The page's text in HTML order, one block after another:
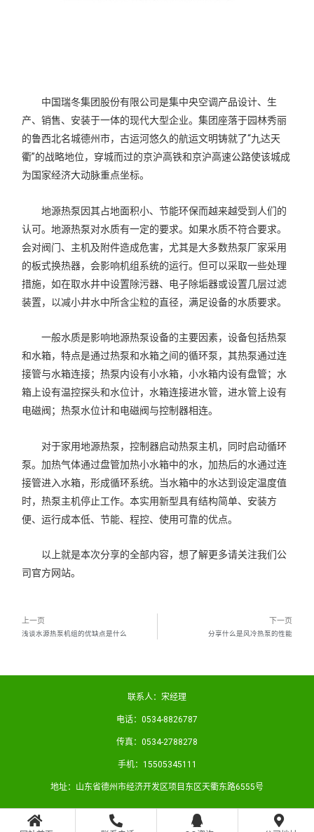
中国瑞冬集团股份有限公司是集中央空调产品设计、生
产、销售、安装于一体的现代大型企业。集团座落于园林秀丽
的鲁西北名城德州市，古运河悠久的航运文明铸就了“九达天
衢”的战略地位，穿城而过的京沪高铁和京沪高速公路使该城成
为国家经济大动脉重点坐标。
地源热泵因其占地面积小、节能环保而越来越受到人们的
认可。地源热泵对水质有一定的要求。如果水质不符合要求。
会对阀门、主机及附件造成危害，尤其是大多数热泵厂家采用
的板式换热器，会影响机组系统的运行。但可以采取一些处理
措施，如在取水井中设置除污器、电子除垢器或设置几层过滤
装置，以减小井水中所含尘粒的直径，满足设备的水质要求。
一般水质是影响地源热泵设备的主要因素，设备包括热泵
和水箱，特点是通过热泵和水箱之间的循环泵，其热泵通过连
接管与水箱连接；热泵内设有小水箱，小水箱内设有盘管；水
箱上设有温控探头和水位计，水箱连接进水管，进水管上设有
电磁阀；热泵水位计和电磁阀与控制器相连。
对于家用地源热泵，控制器启动热泵主机，同时启动循环
泵。加热气体通过盘管加热小水箱中的水，加热后的水通过连
接管进入水箱，形成循环系统。当水箱中的水达到设定温度值
时，热泵主机停止工作。本实用新型具有结构简单、安装方
便、运行成本低、节能、程控、使用可靠的优点。
以上就是本次分享的全部内容，想了解更多请关注我们公
司官方网站。
上一页
浅谈水源热泵机组的优缺点是什么
下一页
分享什么是风冷热泵的性能
联系人：宋经理
电话：0534-8826787
传真：0534-2788278
手机：15505345111
地址：山东省德州市经济开发区项目东区天衢东路6555号